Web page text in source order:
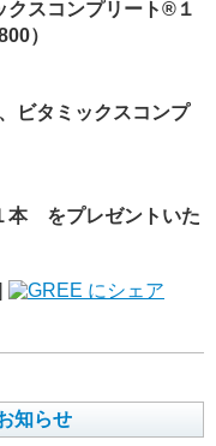
クスコンプリート® １
）
ビタミックスコンプ
本をプレゼントいた
知らせ